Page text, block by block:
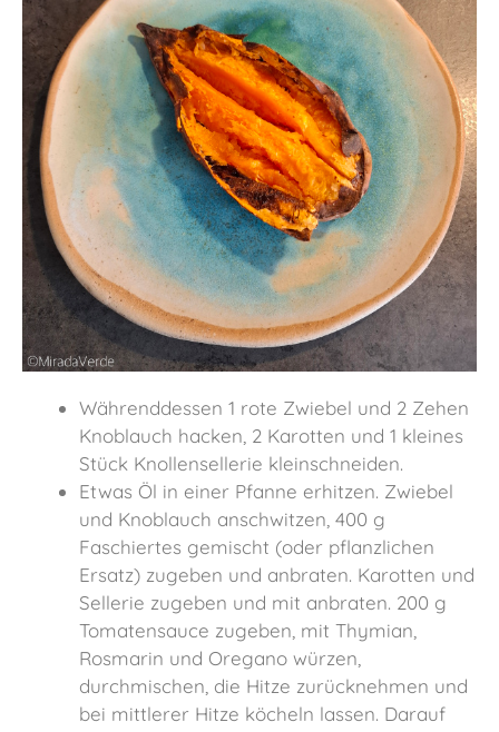
Währenddessen 1 rote Zwiebel und 2 Zehen
Knoblauch hacken, 2 Karotten und 1 kleines
Stück Knollensellerie kleinschneiden.
Etwas Öl in einer Pfanne erhitzen. Zwiebel
und Knoblauch anschwitzen, 400 g
Faschiertes gemischt (oder pflanzlichen
Ersatz) zugeben und anbraten. Karotten und
Sellerie zugeben und mit anbraten. 200 g
Tomatensauce zugeben, mit Thymian,
Rosmarin und Oregano würzen,
durchmischen, die Hitze zurücknehmen und
bei mittlerer Hitze köcheln lassen. Darauf